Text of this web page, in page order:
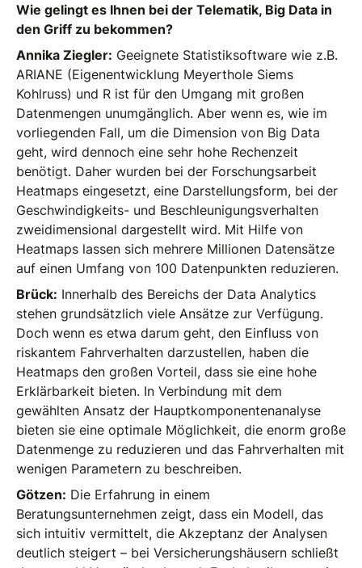
Wie gelingt es Ihnen bei der Telematik, Big Data in
den Griff zu bekommen?
Annika Ziegler: Geeignete Statistiksoftware wie z.B.
ARIANE (Eigenentwicklung Meyerthole Siems
Kohlruss) und R ist für den Umgang mit großen
Datenmengen unumgänglich. Aber wenn es, wie im
vorliegenden Fall, um die Dimension von Big Data
geht, wird dennoch eine sehr hohe Rechenzeit
benötigt. Daher wurden bei der Forschungsarbeit
Heatmaps eingesetzt, eine Darstellungsform, bei der
Geschwindigkeits- und Beschleunigungsverhalten
zweidimensional dargestellt wird. Mit Hilfe von
Heatmaps lassen sich mehrere Millionen Datensätze
auf einen Umfang von 100 Datenpunkten reduzieren.
Brück: Innerhalb des Bereichs der Data Analytics
stehen grundsätzlich viele Ansätze zur Verfügung.
Doch wenn es etwa darum geht, den Einfluss von
riskantem Fahrverhalten darzustellen, haben die
Heatmaps den großen Vorteil, dass sie eine hohe
Erklärbarkeit bieten. In Verbindung mit dem
gewählten Ansatz der Hauptkomponentenanalyse
bieten sie eine optimale Möglichkeit, die enorm große
Datenmenge zu reduzieren und das Fahrverhalten mit
wenigen Parametern zu beschreiben.
Götzen: Die Erfahrung in einem
Beratungsunternehmen zeigt, dass ein Modell, das
sich intuitiv vermittelt, die Akzeptanz der Analysen
deutlich steigert – bei Versicherungshäusern schließt